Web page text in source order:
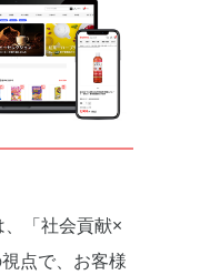
、「社会貢献×
点で、お客様